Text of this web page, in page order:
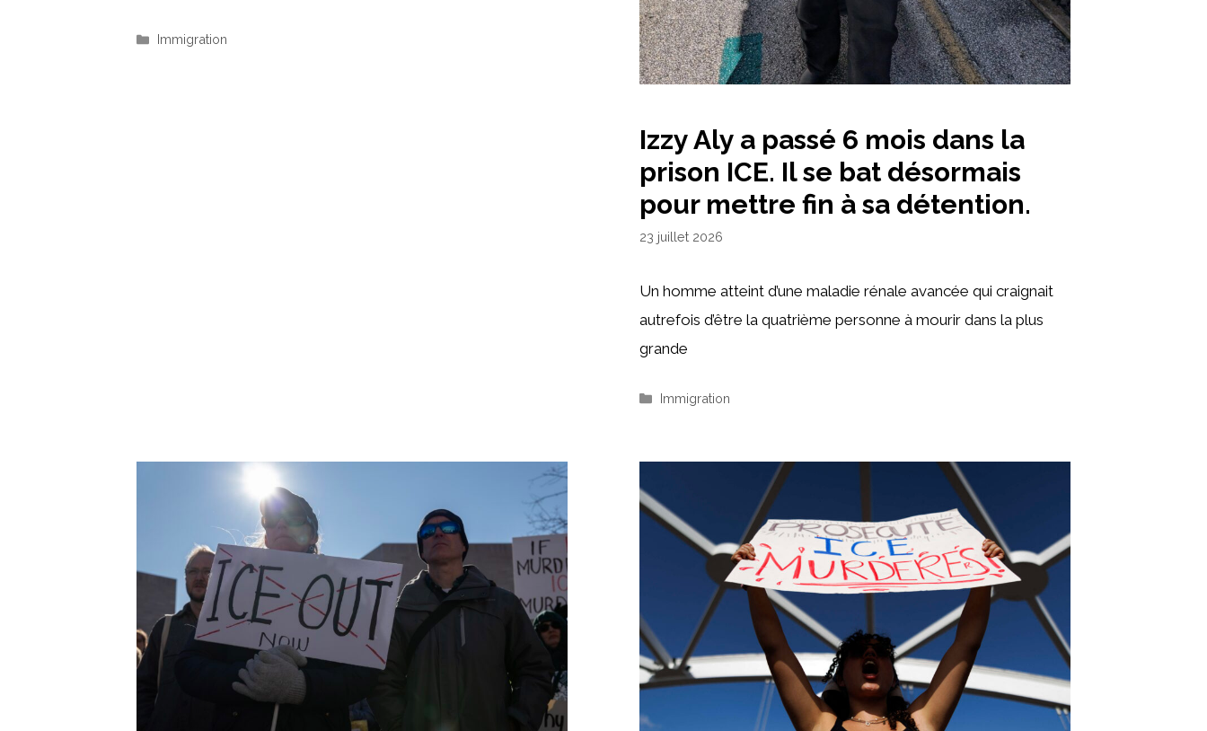
Catégories
Immigration
Izzy Aly a passé 6 mois dans la
prison ICE. Il se bat désormais
pour mettre fin à sa détention.
23 juillet 2026
Un homme atteint d’une maladie rénale avancée qui craignait
autrefois d’être la quatrième personne à mourir dans la plus
grande
Catégories
Immigration